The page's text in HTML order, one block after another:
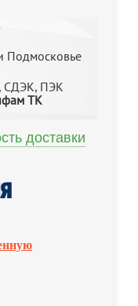
Подмосковье
СДЭК, ПЭК
ТК
доставки